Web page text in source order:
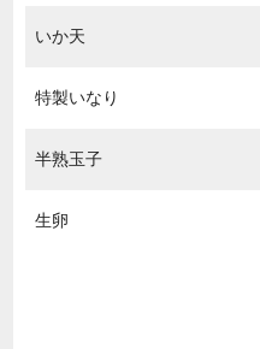
いか天
特製いなり
半熟玉子
生卵